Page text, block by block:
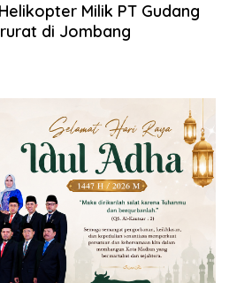
Milik PT Gudang
di Jombang